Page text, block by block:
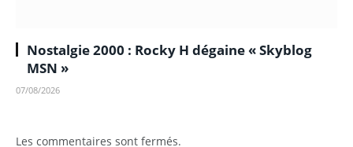
Nostalgie 2000 : Rocky H dégaine « Skyblog
MSN »
07/08/2026
Les commentaires sont fermés.